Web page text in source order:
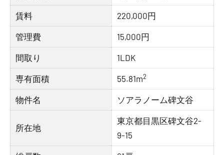
賃料 220,000円
管理費 15,000円
間取り 1LDK
専有面積 55.81m2
物件名 ソアラノーム碑文谷
所在地
東京都目黒区碑文谷2-
9-15